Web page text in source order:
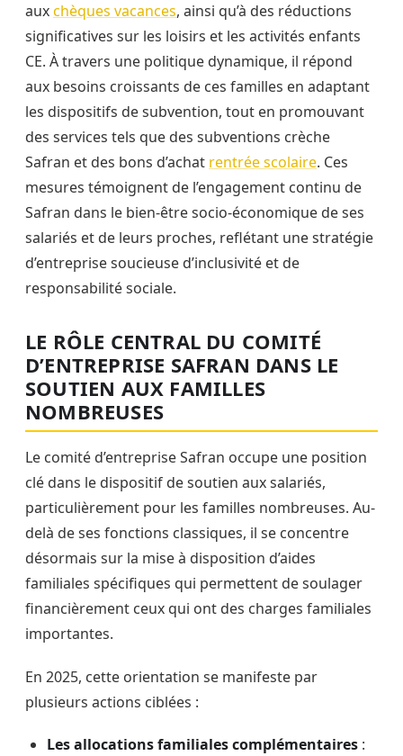
auxchèques vacances, ainsi qu’à des réductions
significatives sur les loisirs et les activités enfants
CE. À travers une politique dynamique, il répond
aux besoins croissants de ces familles en adaptant
les dispositifs de subvention, tout en promouvant
des services tels que des subventions crèche
Safran et des bons d’achat rentrée scolaire. Ces
mesures témoignent de l’engagement continu de
Safran dans le bien-être socio-économique de ses
salariés et de leurs proches, reflétant une stratégie
d’entreprise soucieuse d’inclusivité et de
responsabilité sociale.
LE RÔLE CENTRAL DU COMITÉ
D’ENTREPRISE SAFRAN DANS LE
SOUTIEN AUX FAMILLES
NOMBREUSES
Le comité d’entreprise Safran occupe une position
clé dans le dispositif de soutien aux salariés,
particulièrement pour les familles nombreuses. Au-
delà de ses fonctions classiques, il se concentre
désormais sur la mise à disposition d’aides
familiales spécifiques qui permettent de soulager
financièrement ceux qui ont des charges familiales
importantes.
En 2025, cette orientation se manifeste par
plusieurs actions ciblées :
Les allocations familiales complémentaires :